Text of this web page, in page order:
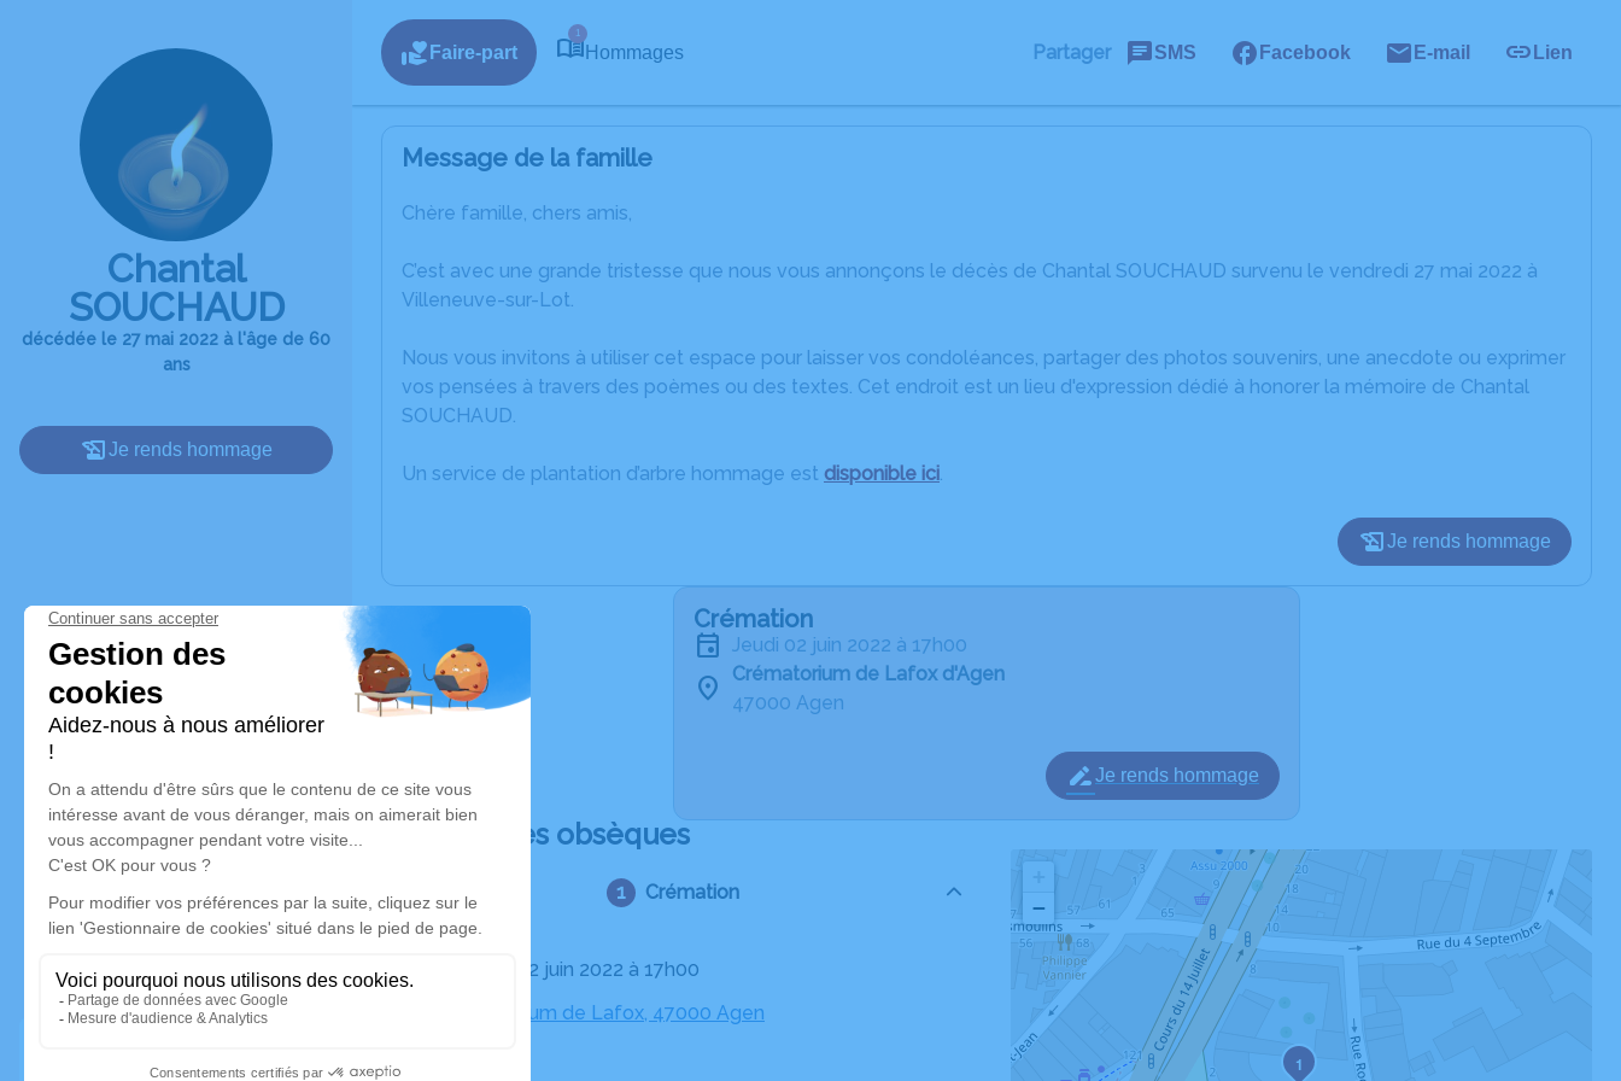
Chantal
SOUCHAUD
décédée le 27 mai 2022 à l'âge de 60
ans
Je rends hommage
Faire-part
1
Hommages Partager SMS Facebook E-mail Lien
Message de la famille
Chère famille, chers amis,
C’est avec une grande tristesse que nous vous annonçons le décès de Chantal SOUCHAUD survenu le vendredi 27 mai 2022 à
Villeneuve-sur-Lot.
Nous vous invitons à utiliser cet espace pour laisser vos condoléances, partager des photos souvenirs, une anecdote ou exprimer
vos pensées à travers des poèmes ou des textes. Cet endroit est un lieu d'expression dédié à honorer la mémoire de Chantal
SOUCHAUD.
Un service de plantation d’arbre hommage est disponible ici.
Je rends hommage
Crémation
jeudi 02 juin 2022 à 17h00
Crématorium de Lafox d'Agen
47000 Agen
Je rends hommage
Déroulé des obsèques
Crémation
Le jeudi 02 juin 2022 à 17h00
Crématorium de Lafox, 47000 Agen
1
−